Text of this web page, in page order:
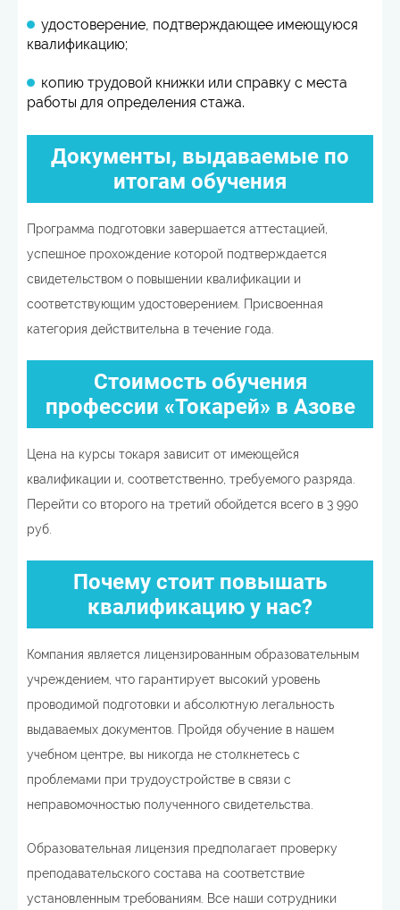
удостоверение, подтверждающее имеющуюся
квалификацию;
копию трудовой книжки или справку с места
работы для определения стажа.
Документы, выдаваемые по
итогам обучения
Программа подготовки завершается аттестацией,
успешное прохождение которой подтверждается
свидетельством о повышении квалификации и
соответствующим удостоверением. Присвоенная
категория действительна в течение года.
Стоимость обучения
профессии «Токарей» в Азове
Цена на курсы токаря зависит от имеющейся
квалификации и, соответственно, требуемого разряда.
Перейти со второго на третий обойдется всего в 3 990
руб.
Почему стоит повышать
квалификацию у нас?
Компания является лицензированным образовательным
учреждением, что гарантирует высокий уровень
проводимой подготовки и абсолютную легальность
выдаваемых документов. Пройдя обучение в нашем
учебном центре, вы никогда не столкнетесь с
проблемами при трудоустройстве в связи с
неправомочностью полученного свидетельства.
Образовательная лицензия предполагает проверку
преподавательского состава на соответствие
установленным требованиям. Все наши сотрудники